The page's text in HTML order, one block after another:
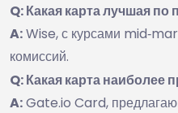
Q: Какая карта лучшая
A:Wise, с курсами
комиссий.
Q: Какая карта наиболее
A:Gate.io Card,